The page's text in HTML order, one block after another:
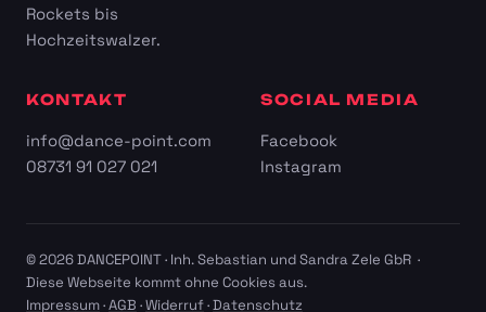
Rockets bis
Hochzeitswalzer.
KONTAKT
info@dance-point.com
08731 91 027 021
SOCIAL MEDIA
Facebook
Instagram
© 2026 DANCEPOINT · Inh. Sebastian und Sandra Zele GbR ·
Diese Webseite kommt ohne Cookies aus.
Impressum·AGB ·Widerruf·Datenschutz